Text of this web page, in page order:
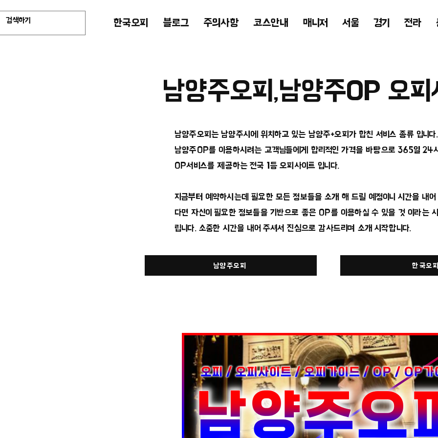
한국오피 블로그 주의사항 코스안내 매니저 서울 경기 전라
남양주오피,남양주OP 오피
남양주오피는 남양주시에 위치하고 있는 남양주+오피가 합친 서비스 종류 입니
남양주OP를 이용하시려는 고객님들에게 합리적인 가격을 바탕으로 365일 24
OP서비스를 제공하는 전국 1등 오피사이트 입니다.
지금부터 예약하시는데 필요한 모든 정보들을 소개 해 드릴 예정이니 시간을 내
다면 자신이 필요한 정보들을 기반으로 좋은 OP를 이용하실 수 있을 것 이라는
립니다. 소중한 시간을 내어 주셔서 진심으로 감사드리며 소개 시작합니다.
남양주오피 한국오피